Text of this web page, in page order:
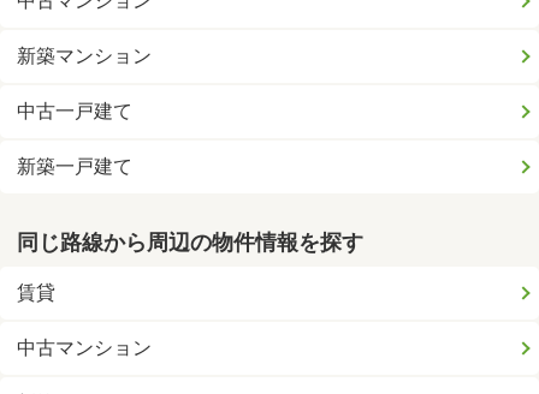
新築マンション
中古一戸建て
新築一戸建て
同じ路線から周辺の物件情報を探す
賃貸
中古マンション